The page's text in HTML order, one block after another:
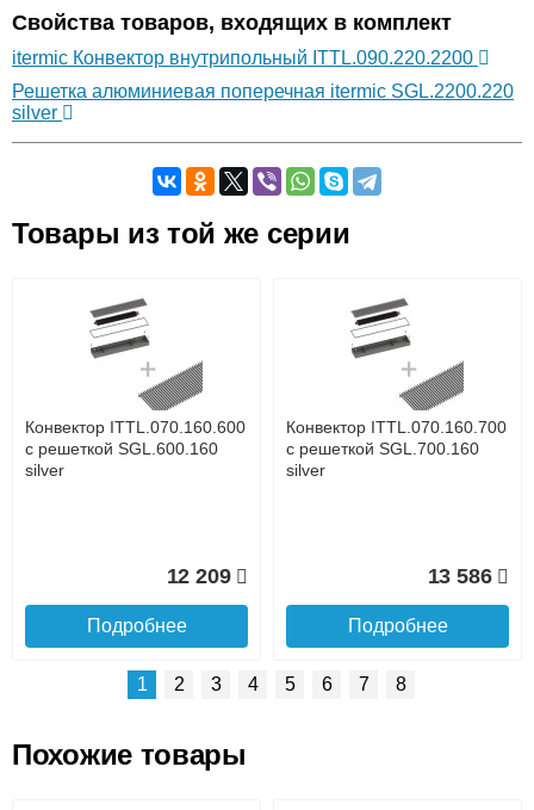
Свойства товаров, входящих в комплект
itermic Конвектор внутрипольный ITTL.090.220.2200
Решетка алюминиевая поперечная itermic SGL.2200.220
silver
Оставьте отзыв
Доставка сантехники по Москве и Московской области
Наличный расчёт
Банковской картой на сайте в режиме реального
времени
Банковской картой при получении товара как при
доставке, так и самовывозом
Интернет-деньгами (Yandex-деньги, Web-money,
Qiwi-кошельки и другие).
Безналичный расчёт (возможно и с НДС)
Товары из той же серии
Конвектор ITTL.070.160.600
с решеткой SGL.600.160
silver
12 209
Подробнее
Конвектор ITTL.070.160.700
с решеткой SGL.700.160
silver
13 586
Подробнее
1 2 3 4 5 6 7 8
Похожие товары